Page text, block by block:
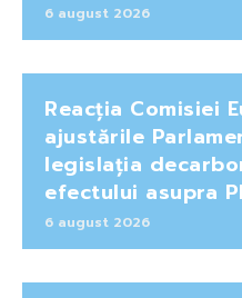
6 august 2026
Reacția Comisiei
ajustările
legislația
efectului asupra
6 august 2026